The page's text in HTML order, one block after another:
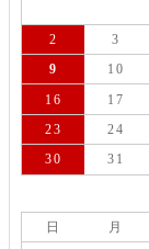
2
3
9
10
16
17
23
24
30
31
日 月